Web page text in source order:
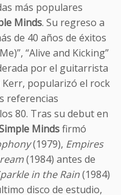
más populares
Minds. Su regreso a
de 40 años de éxitos
“Alive and Kicking”
por el guitarrista
Kerr, popularizó el rock
referencias
80. Tras su debut en
Mindsfirmó
(1979), Empires
(1984) antes de
in the Rain(1984)
disco de estudio,